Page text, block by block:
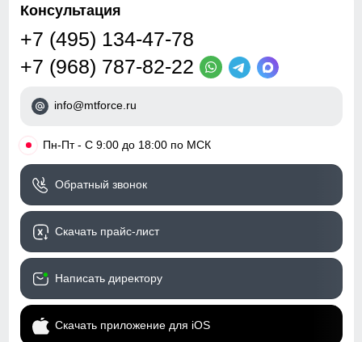
Консультация
+7 (495) 134-47-78
+7 (968) 787-82-22
info@mtforce.ru
• Пн-Пт - С 9:00 до 18:00 по МСК
Обратный звонок
Скачать прайс-лист
Написать директору
Скачать приложение для iOS